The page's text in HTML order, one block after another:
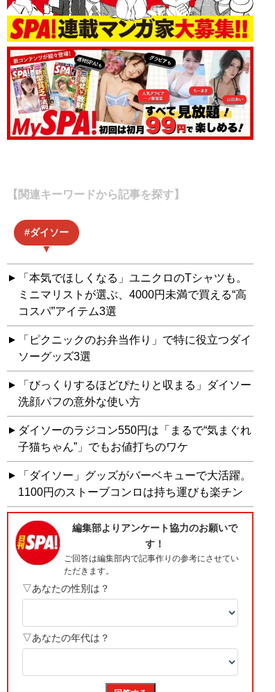
【関連キーワードから記事を探す】
ダイソー
「本気でほしくなる」ユニクロのTシャツも。
ミニマリストが選ぶ、4000円未満で買える“高
コスパ”アイテム3選
「ピクニックのお弁当作り」で特に役立つダイ
ソーグッズ3選
「びっくりするほどぴたりと収まる」ダイソー
洗顔パフの意外な使い方
ダイソーのラジコン550円は「まるで“気まぐれ
子猫ちゃん”」でもお値打ちのワケ
「ダイソー」グッズがバーベキューで大活躍。
1100円のストーブコンロは持ち運びも楽チン